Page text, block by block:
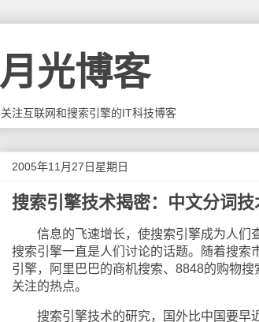
月光博客
关注互联网和搜索引擎的IT科技博客
2005年11月27日星期日
搜索引擎技术揭密：中文分词技
信息的飞速增长，使搜索引擎成为人们
搜索引擎一直是人们讨论的话题。随着搜索
引擎，阿里巴巴的商机搜索、8848的购物
关注的热点。
搜索引擎技术的研究，国外比中国要早